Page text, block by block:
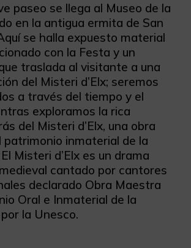
paseo se llega al Museo de la
en la antigua ermita de San
se halla expuesto material
con la Festa y un
traslada al visitante a una
del Misteri d’Elx; seremos
a través del tiempo y el
exploramos la rica
del Misteri d’Elx, una obra
patrimonio inmaterial de la
Misteri d’Elx es un drama
cantado por cantores
declarado Obra Maestra
Oral e Inmaterial de la
la Unesco.